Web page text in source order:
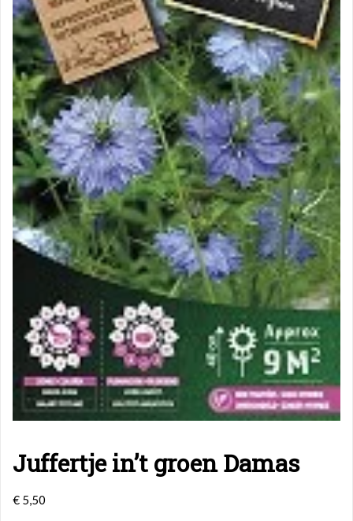
Juffertje in’t groen Damas
€ 5,50